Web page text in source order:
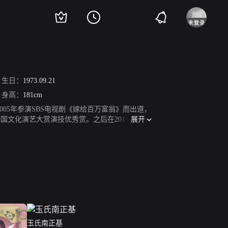
生日： 1973.09.21
身高： 181cm
年参演SBS电视剧《嫁给百万富翁》而出道，
文化演艺大赏演技优秀赏。之后在2011和2013
展开
玉氏南正基